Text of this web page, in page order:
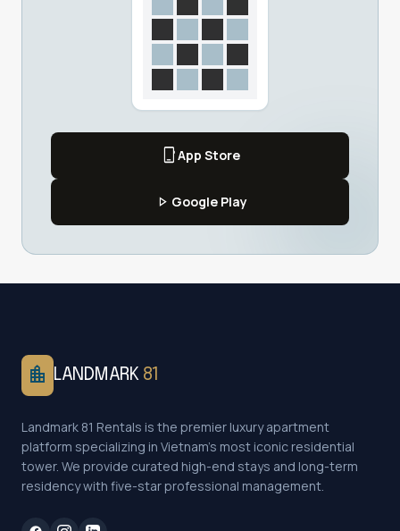
phone_iphoneApp Store
play_arrow Google Play
location_city LANDMARK 81
Landmark 81 Rentals is the premier luxury apartment
platform specializing in Vietnam's most iconic residential
tower. We provide curated high-end stays and long-term
residency with five-star professional management.